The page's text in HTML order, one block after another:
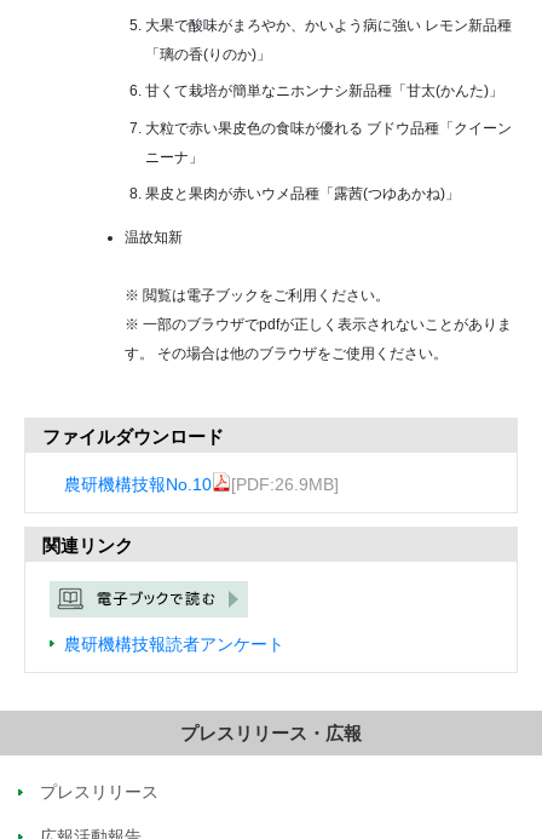
大果で酸味がまろやか、かいよう病に強い レモン新品種
「璃の香(りのか)」
甘くて栽培が簡単なニホンナシ新品種「甘太(かんた)」
大粒で赤い果皮色の食味が優れる ブドウ品種「クイーン
ニーナ」
果皮と果肉が赤いウメ品種「露茜(つゆあかね)」
温故知新
※ 閲覧は電子ブックをご利用ください。
※ 一部のブラウザでpdfが正しく表示されないことがありま
す。 その場合は他のブラウザをご使用ください。
ファイルダウンロード
農研機構技報No.10 [PDF:26.9MB]
関連リンク
農研機構技報読者アンケート
プレスリリース・広報
プレスリリース